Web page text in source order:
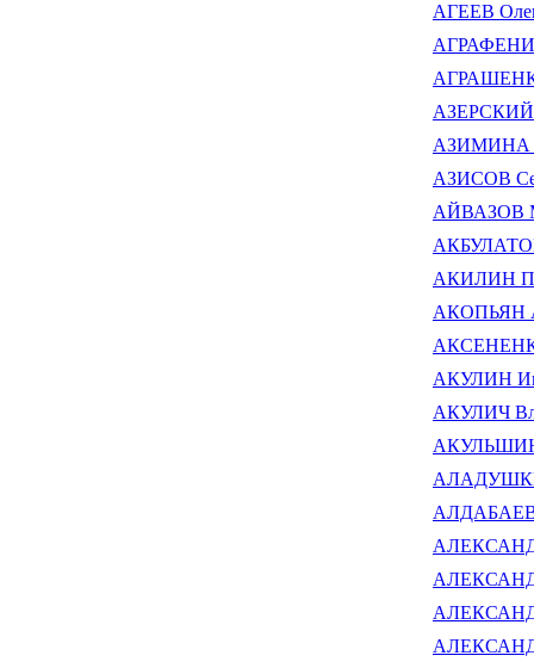
АГЕЕВ
АЗЕРСКИЙ
АЗИМИНА
АЗИСОВ
АЙВАЗОВ
АКИЛИН
АКОПЬЯН
АКУЛИН
АКУЛИЧ
АКУЛЬШИН
АЛДАБАЕВ